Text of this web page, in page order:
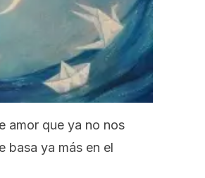
amor que ya no nos
basa ya más en el